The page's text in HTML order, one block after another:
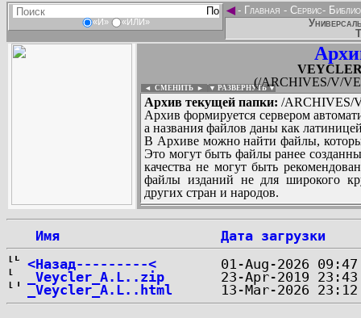
«И» «ИЛИ»
◄- Главная - Сервис-
(/ARCHIVES/V/
◄ СМЕНИТЬ ► ▼ РАЗВЕРНУТЬ ▼
Архив текущей папки: /ARCHIVES/
Архив формируется сервером
а названия файлов даны как
В Архиве можно найти файлы,
Это могут быть файлы ранее
качества не могут быть
файлы изданий не для широкого
других стран и народов.
Имя
Дата загрузки
<Назад---------<
_Veycler_A.L..zip
_Veycler_A.L..html